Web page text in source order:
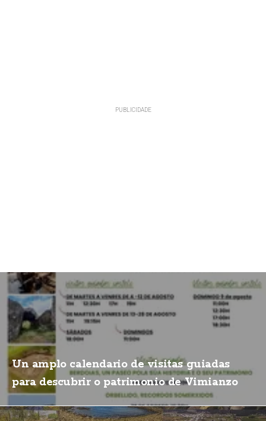
Un amplo calendario de visitas guiadas
para descubrir o patrimonio de Vimianzo